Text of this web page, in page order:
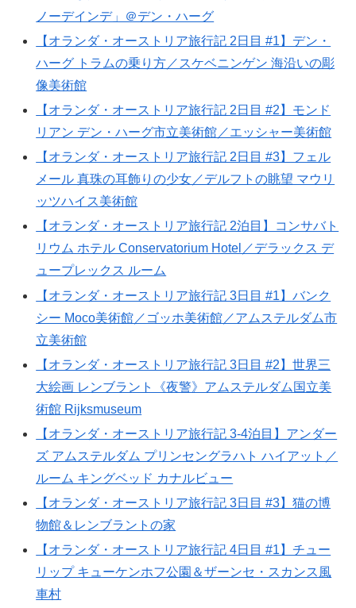
ノーデインデ」＠デン・ハーグ
【オランダ・オーストリア旅行記 2日目 #1】デン・
ハーグ トラムの乗り方／スケベニンゲン 海沿いの彫
像美術館
【オランダ・オーストリア旅行記 2日目 #2】モンド
リアン デン・ハーグ市立美術館／エッシャー美術館
【オランダ・オーストリア旅行記 2日目 #3】フェル
メール 真珠の耳飾りの少女／デルフトの眺望 マウリ
ッツハイス美術館
【オランダ・オーストリア旅行記 2泊目】コンサバト
リウム ホテル Conservatorium Hotel／デラックス デ
ュープレックス ルーム
【オランダ・オーストリア旅行記 3日目 #1】バンク
シー Moco美術館／ゴッホ美術館／アムステルダム市
立美術館
【オランダ・オーストリア旅行記 3日目 #2】世界三
大絵画 レンブラント《夜警》アムステルダム国立美
術館 Rijksmuseum
【オランダ・オーストリア旅行記 3-4泊目】アンダー
ズ アムステルダム プリンセングラハト ハイアット／
ルーム キングベッド カナルビュー
【オランダ・オーストリア旅行記 3日目 #3】猫の博
物館＆レンブラントの家
【オランダ・オーストリア旅行記 4日目 #1】チュー
リップ キューケンホフ公園＆ザーンセ・スカンス風
車村